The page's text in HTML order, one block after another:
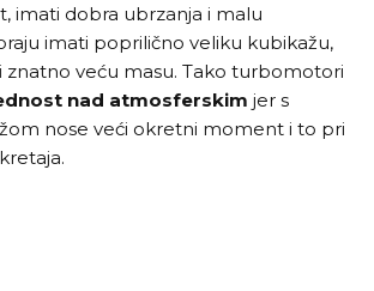
imati dobra ubrzanja i malu
imati poprilično veliku kubikažu,
znatno veću masu. Tako turbomotori
nad atmosferskim jer s
nose veći okretni moment i to pri